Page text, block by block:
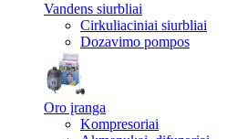
Vandens siurbliai
Cirkuliaciniai siurbliai
Dozavimo pompos
Oro įranga
Kompresoriai